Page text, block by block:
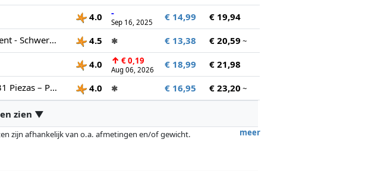
4.0 -
Sep 16, 2025 € 14,99
€ 19,94
Ravensburger Puzzle 12000146 - Krypt Puzzle Gradient - Schweres Puzzle für Erwachsene und Kinder ab 14 Jahren, mit 631 Teilen
4.5 ✱ € 13,38 € 20,59 ~
4.0 ↑ € 0,19
Aug 06, 2026 € 18,99
€ 21,98
Ravensburger 12000146 - Krypt Gradient - Puzzle 631 Piezas – Puzzle Adultos y niños a patir de 14 años, Puzzle Monocolor
4.0 ✱ € 16,95 € 23,20 ~
zien ▼
meer
zijn afhankelijk van o.a. afmetingen en/of gewicht.
beïnvloeden.